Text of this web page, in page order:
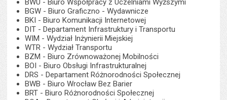
BWU - Biuro Współpracy z Uczelniami Wyższymi
BGW - Biuro Graficzno - Wydawnicze
BKI - Biuro Komunikacji Internetowej
DIT - Departament Infrastruktury i Transportu
WIM - Wydział Inżynierii Miejskiej
WTR - Wydział Transportu
BZM - Biuro Zrównoważonej Mobilności
BOI - Biuro Obsługi Infrastrukturalnej
DRS - Departament Różnorodności Społecznej
BWB - Biuro Wrocław Bez Barier
BRT - Biuro Różnorodności Społecznej